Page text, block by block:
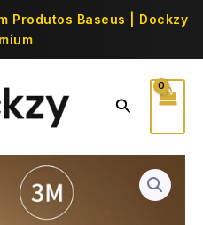
Produtos Baseus | Dockzy